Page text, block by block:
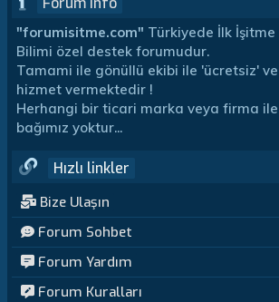
"forumisitme.com" Türkiyede İlk İşitme
Bilimi özel destek forumudur.
Tamami ile gönüllü ekibi ile 'ücretsiz' ve
hizmet vermektedir !
Herhangi bir ticari marka veya firma
bağımız yoktur...
Hızlı linkler
Bize Ulaşın
Forum Sohbet
Forum Yardım
Forum Kuralları